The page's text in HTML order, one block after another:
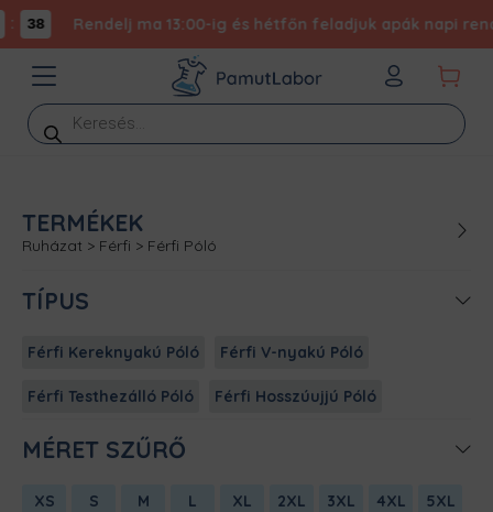
38 Rendelj ma 13:00-ig és hétfőn feladjuk apák napi
Products
search
TERMÉKEK
Ruházat > Férfi > Férfi Póló
TÍPUS
Férfi Kereknyakú Póló Férfi V-nyakú Póló
Férfi Testhezálló Póló Férfi Hosszúujjú Póló
MÉRET SZŰRŐ
XS S M L XL 2XL 3XL 4XL 5XL